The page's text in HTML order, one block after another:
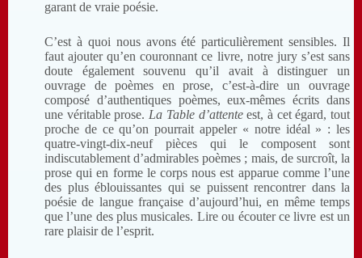
garant de vraie poésie.
C’est à quoi nous avons été particulièrement sensibles. Il
faut ajouter qu’en couronnant ce livre, notre jury s’est sans
doute également souvenu qu’il avait à distinguer un
ouvrage de poèmes en prose, c’est-à-dire un ouvrage
composé d’authentiques poèmes, eux-mêmes écrits dans
une véritable prose. La Table d’attenteest, à cet égard, tout
proche de ce qu’on pourrait appeler « notre idéal » : les
quatre-vingt-dix-neuf pièces qui le composent sont
indiscutablement d’admirables poèmes ; mais, de surcroît, la
prose qui en forme le corps nous est apparue comme l’une
des plus éblouissantes qui se puissent rencontrer dans la
poésie de langue française d’aujourd’hui, en même temps
que l’une des plus musicales. Lire ou écouter ce livre est un
rare plaisir de l’esprit.